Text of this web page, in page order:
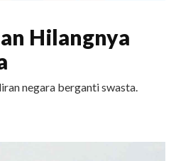
Hilangnya
negara berganti swasta.